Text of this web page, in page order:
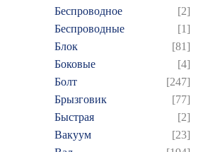
Беспроводное
[2]
Беспроводные
[1]
Блок
[81]
Боковые
[4]
Болт
[247]
Брызговик
[77]
Быстрая
[2]
Вакуум
[23]